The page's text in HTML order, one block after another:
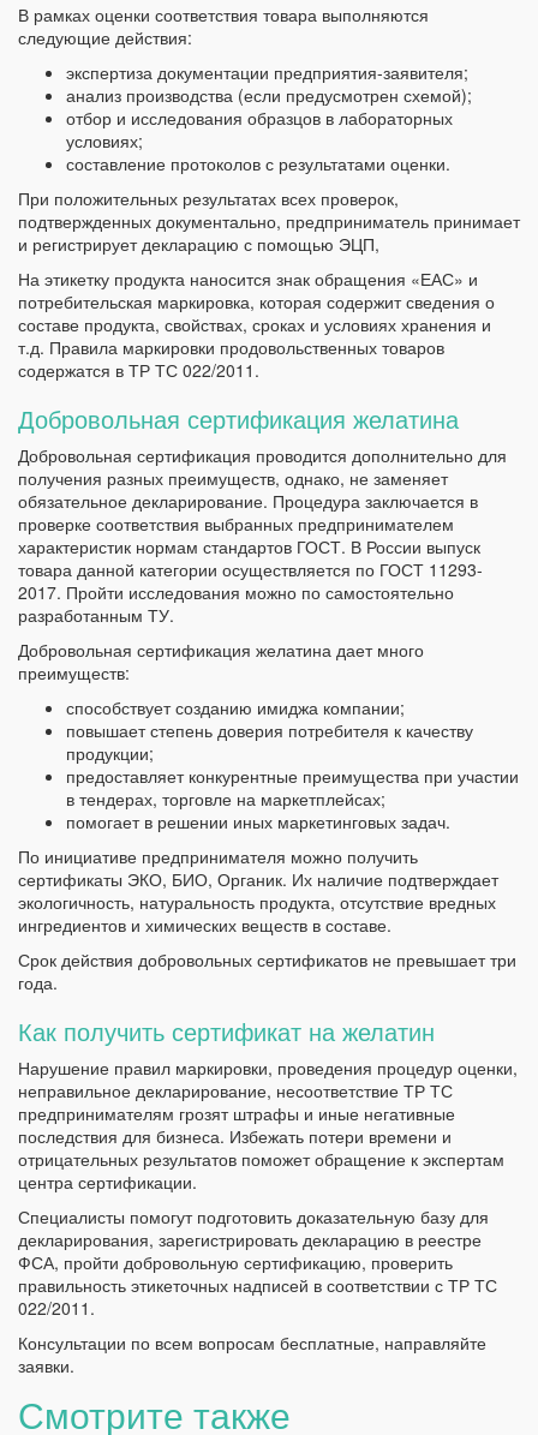
В рамках оценки соответствия товара выполняются
следующие действия:
экспертиза документации предприятия-заявителя;
анализ производства (если предусмотрен схемой);
отбор и исследования образцов в лабораторных
условиях;
составление протоколов с результатами оценки.
При положительных результатах всех проверок,
подтвержденных документально, предприниматель принимает
и регистрирует декларацию с помощью ЭЦП,
На этикетку продукта наносится знак обращения «ЕАС» и
потребительская маркировка, которая содержит сведения о
составе продукта, свойствах, сроках и условиях хранения и
т.д. Правила маркировки продовольственных товаров
содержатся в ТР ТС 022/2011.
Добровольная сертификация желатина
Добровольная сертификация проводится дополнительно для
получения разных преимуществ, однако, не заменяет
обязательное декларирование. Процедура заключается в
проверке соответствия выбранных предпринимателем
характеристик нормам стандартов ГОСТ. В России выпуск
товара данной категории осуществляется по ГОСТ 11293-
2017. Пройти исследования можно по самостоятельно
разработанным ТУ.
Добровольная сертификация желатина дает много
преимуществ:
способствует созданию имиджа компании;
повышает степень доверия потребителя к качеству
продукции;
предоставляет конкурентные преимущества при участии
в тендерах, торговле на маркетплейсах;
помогает в решении иных маркетинговых задач.
По инициативе предпринимателя можно получить
сертификаты ЭКО, БИО, Органик. Их наличие подтверждает
экологичность, натуральность продукта, отсутствие вредных
ингредиентов и химических веществ в составе.
Срок действия добровольных сертификатов не превышает три
года.
Как получить сертификат на желатин
Нарушение правил маркировки, проведения процедур оценки,
неправильное декларирование, несоответствие ТР ТС
предпринимателям грозят штрафы и иные негативные
последствия для бизнеса. Избежать потери времени и
отрицательных результатов поможет обращение к экспертам
центра сертификации.
Специалисты помогут подготовить доказательную базу для
декларирования, зарегистрировать декларацию в реестре
ФСА, пройти добровольную сертификацию, проверить
правильность этикеточных надписей в соответствии с ТР ТС
022/2011.
Консультации по всем вопросам бесплатные, направляйте
заявки.
Смотрите также